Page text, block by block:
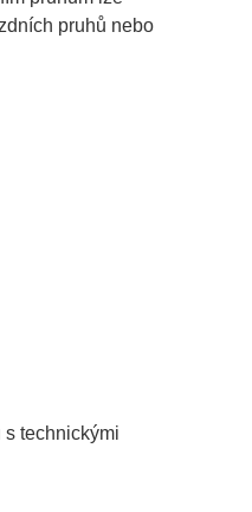
pruhů nebo
technickými